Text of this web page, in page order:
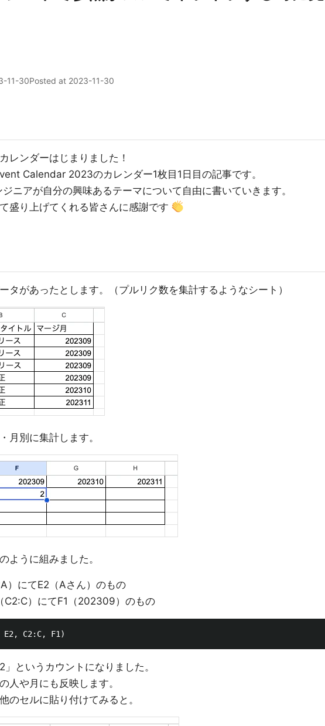
11-30Posted at 2023-11-30
レンダーはじまりました！
Calendar 2023のカレンダー1枚目1日目の記事です。
ニアが自分の興味あるテーマについて自由に書いていきます。
盛り上げてくれる皆さんに感謝です
タがあったとします。（プルリク数を集計するようなシート）
月別に集計します。
ように組みました。
）にてE2（Aさん）のもの
C2:C）にてF1（202309）のもの
というカウントになりました。
人や月にも反映します。
のセルに貼り付けてみると。